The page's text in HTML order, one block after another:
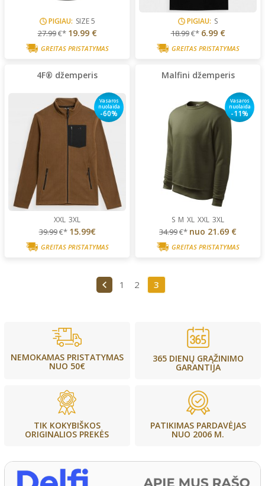
PIGIAU: SIZE 5
27.99€* 19.99 €
GREITAS PRISTATYMAS
PIGIAU: S
18.99€* 6.99 €
GREITAS PRISTATYMAS
4F® džemperis
Vasaros
nuolaida
-60%
XXL 3XL
39.99€* 15.99€
GREITAS PRISTATYMAS
Malfini džemperis
Vasaros
nuolaida
-11%
S M XL XXL 3XL
34.99€* nuo 21.69 €
GREITAS PRISTATYMAS
1 2 3
NEMOKAMAS PRISTATYMAS
NUO 50€
365 DIENŲ GRĄŽINIMO
GARANTIJA
TIK KOKYBIŠKOS
ORIGINALIOS PREKĖS
PATIKIMAS PARDAVĖJAS
NUO 2006 M.